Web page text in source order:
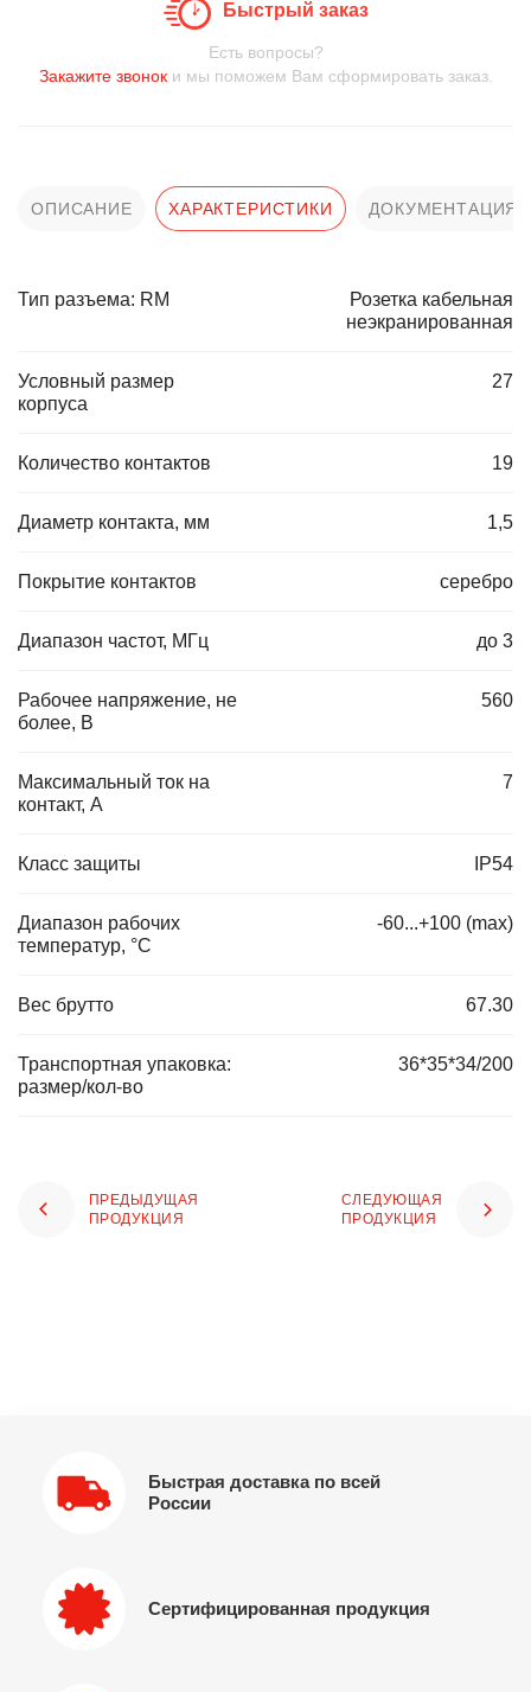
Быстрый заказ
Есть вопросы?
Закажите звоноки мы поможем Вам сформировать заказ.
ОПИСАНИЕ ХАРАКТЕРИСТИКИ ДОКУМЕНТАЦИЯ
Тип разъема: RM
Розетка кабельная
неэкранированная
Условный размер
корпуса
27
Количество контактов 19
Диаметр контакта, мм 1,5
Покрытие контактов серебро
Диапазон частот, МГц до 3
Рабочее напряжение, не
более, В
560
Максимальный ток на
контакт, А
7
Класс защиты IP54
Диапазон рабочих
температур, °C
-60...+100 (max)
Вес брутто 67.30
Транспортная упаковка:
размер/кол-во
36*35*34/200
ПРЕДЫДУЩАЯ
ПРОДУКЦИЯ
СЛЕДУЮЩАЯ
ПРОДУКЦИЯ
Быстрая доставка по всей
России
Сертифицированная продукция